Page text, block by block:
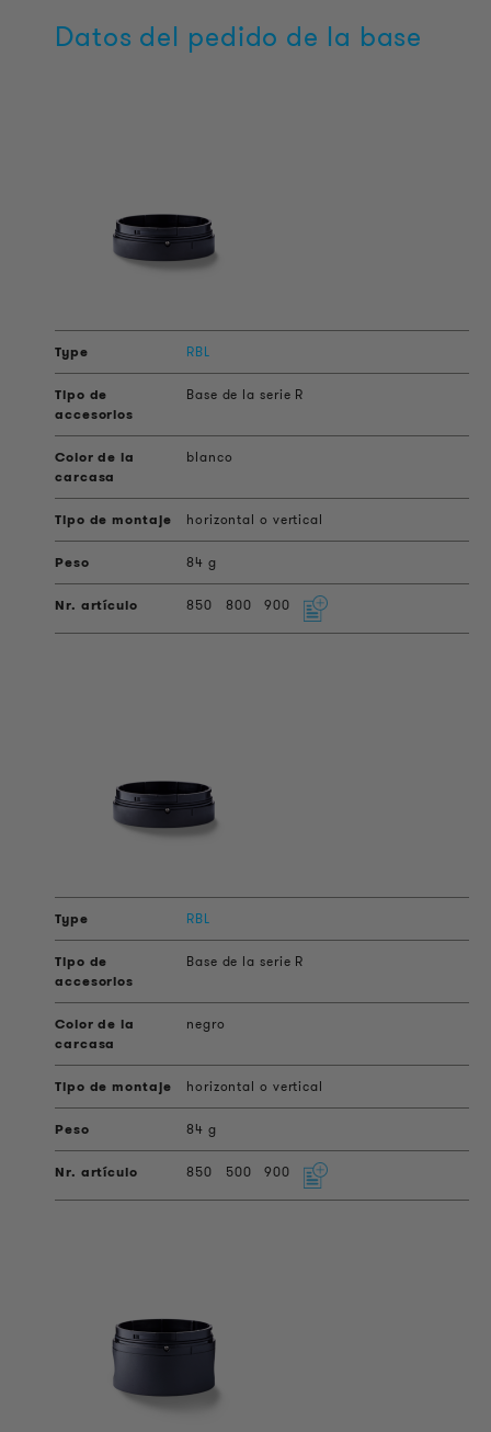
Datos del pedido de la base
RBL
Base de la serie R
blanco
horizontal o vertical
84 g
850 800 900
RBL
Base de la serie R
negro
horizontal o vertical
84 g
850 500 900